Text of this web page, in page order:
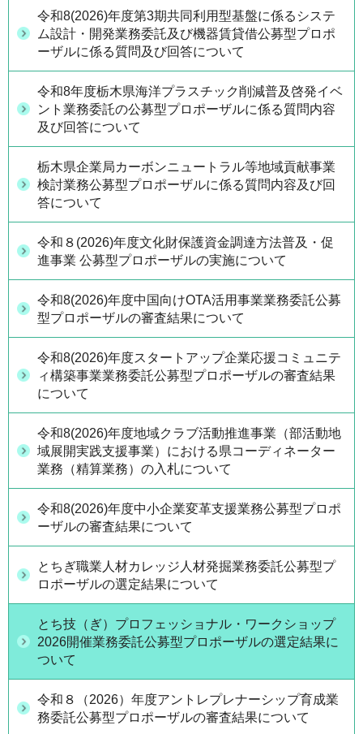
令和8(2026)年度第3期共同利用型基盤に係るシステ
ム設計・開発業務委託及び機器賃貸借公募型プロポ
ーザルに係る質問及び回答について
令和8年度栃木県海洋プラスチック削減普及啓発イベ
ント業務委託の公募型プロポーザルに係る質問内容
及び回答について
栃木県企業局カーボンニュートラル等地域貢献事業
検討業務公募型プロポーザルに係る質問内容及び回
答について
令和８(2026)年度文化財保護資金調達方法普及・促
進事業 公募型プロポーザルの実施について
令和8(2026)年度中国向けOTA活用事業業務委託公募
型プロポーザルの審査結果について
令和8(2026)年度スタートアップ企業応援コミュニテ
ィ構築事業業務委託公募型プロポーザルの審査結果
について
令和8(2026)年度地域クラブ活動推進事業（部活動地
域展開実践支援事業）における県コーディネーター
業務（精算業務）の入札について
令和8(2026)年度中小企業変革支援業務公募型プロポ
ーザルの審査結果について
とちぎ職業人材カレッジ人材発掘業務委託公募型プ
ロポーザルの選定結果について
とち技（ぎ）プロフェッショナル・ワークショップ
2026開催業務委託公募型プロポーザルの選定結果に
ついて
令和８（2026）年度アントレプレナーシップ育成業
務委託公募型プロポーザルの審査結果について